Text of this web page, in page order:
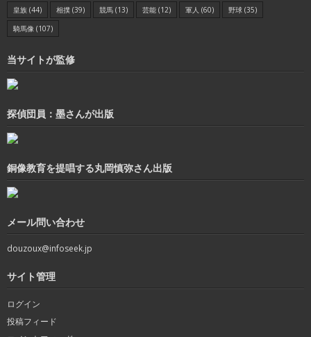
皇族 (44) 相撲 (39) 競馬 (13) 芸能 (12) 軍人 (60) 野球 (35)
騎馬像 (107)
当サイトが監修
探偵団員：墨さんが出版
銅像教育を提唱する丸岡慎弥さん出版
メール問い合わせ
douzoux@infoseek.jp
サイト管理
ログイン
投稿フィード